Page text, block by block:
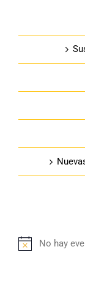
Aviso
No hay